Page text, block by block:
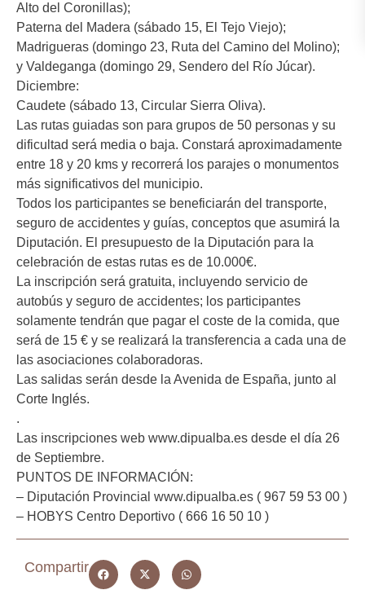
Alto del Coronillas);
Paterna del Madera (sábado 15, El Tejo Viejo);
Madrigueras (domingo 23, Ruta del Camino del Molino);
y Valdeganga (domingo 29, Sendero del Río Júcar).
Diciembre:
Caudete (sábado 13, Circular Sierra Oliva).
Las rutas guiadas son para grupos de 50 personas y su
dificultad será media o baja. Constará aproximadamente
entre 18 y 20 kms y recorrerá los parajes o monumentos
más significativos del municipio.
Todos los participantes se beneficiarán del transporte,
seguro de accidentes y guías, conceptos que asumirá la
Diputación. El presupuesto de la Diputación para la
celebración de estas rutas es de 10.000€.
La inscripción será gratuita, incluyendo servicio de
autobús y seguro de accidentes; los participantes
solamente tendrán que pagar el coste de la comida, que
será de 15 € y se realizará la transferencia a cada una de
las asociaciones colaboradoras.
Las salidas serán desde la Avenida de España, junto al
Corte Inglés.
.
Las inscripciones web www.dipualba.es desde el día 26
de Septiembre.
PUNTOS DE INFORMACIÓN:
– Diputación Provincial www.dipualba.es ( 967 59 53 00 )
– HOBYS Centro Deportivo ( 666 16 50 10 )
Compartir